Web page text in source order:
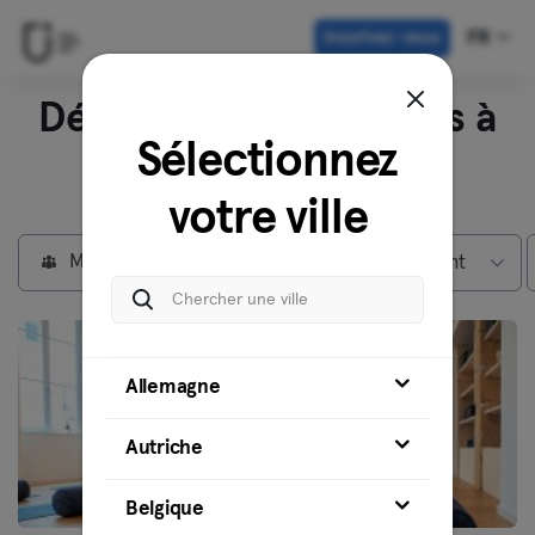
Inscrivez-vous FR
Découvrez nos studios à
Lyon
Max abonnement
Sélectionnez
votre ville
Allemagne
Autriche
Belgique